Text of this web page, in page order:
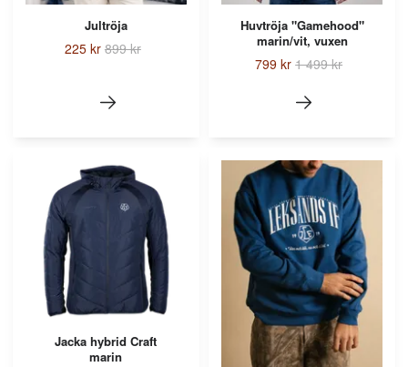
Jultröja
225 kr 899 kr
Huvtröja "Gamehood"
marin/vit, vuxen
799 kr 1 499 kr
Jacka hybrid Craft
marin